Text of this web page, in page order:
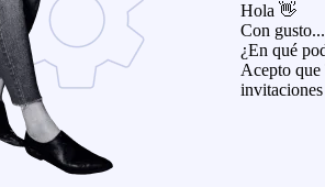
Hola 👋
Con gusto...
¿En qué
Acepto que
invitaciones